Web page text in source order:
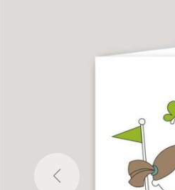
Previous